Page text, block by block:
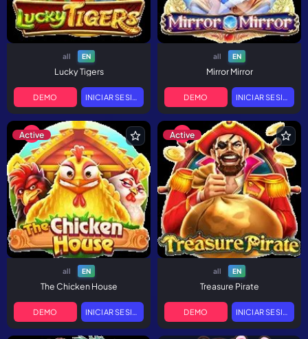
all EN
Lucky Tigers
DEMO INICIAR SESIÓN
all EN
Mirror Mirror
DEMO INICIAR SESIÓN
Active
all EN
The Chicken House
DEMO INICIAR SESIÓN
Active
all EN
Treasure Pirate
DEMO INICIAR SESIÓN